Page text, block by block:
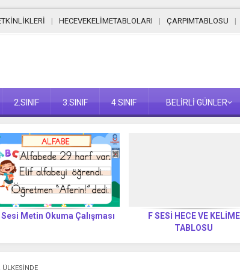
HECEVEKELİMETABLOLARI ÇARPIMTABLOSU
2.SINIF 3.SINIF 4.SINIF BELİRLİ GÜNLER
Sesi Metin Okuma Çalışması
F SESİ HECE VE KELİME
TABLOSU
ÜLKESİNDE